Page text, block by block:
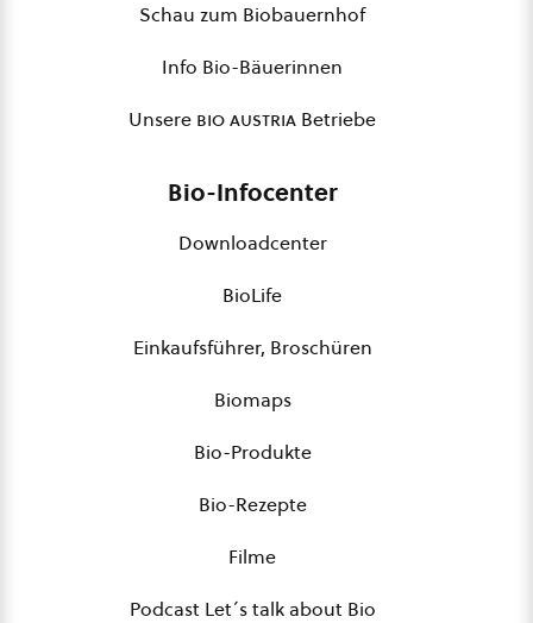
Schau zum Biobauernhof
Info Bio-Bäuerinnen
Unsere bio austria Betriebe
Bio-Infocenter
Downloadcenter
BioLife
Einkaufsführer, Broschüren
Biomaps
Bio-Produkte
Bio-Rezepte
Filme
Podcast Let´s talk about Bio